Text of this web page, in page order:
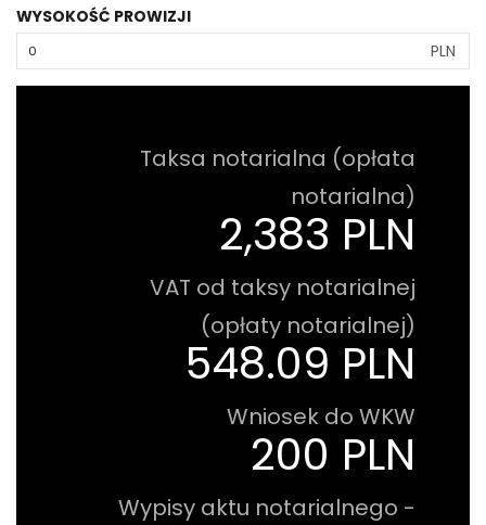
WYSOKOŚĆ PROWIZJI
PLN
Taksa notarialna (opłata
notarialna)
2,383 PLN
VAT od taksy notarialnej
(opłaty notarialnej)
548.09 PLN
Wniosek do WKW
200 PLN
Wypisy aktu notarialnego -